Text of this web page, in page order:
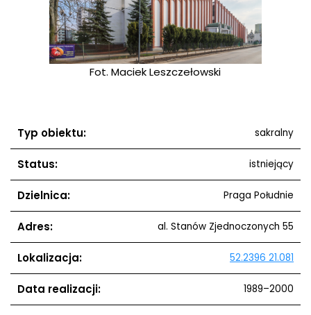
Fot. Maciek Leszczełowski
Typ obiektu: sakralny
Status: istniejący
Dzielnica: Praga Południe
Adres: al. Stanów Zjednoczonych 55
Lokalizacja: 52.2396 21.081
Data realizacji: 1989–2000